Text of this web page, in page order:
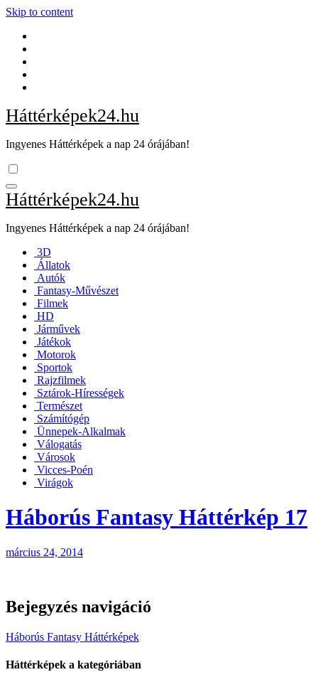
Skip to content
Háttérképek24.hu
Ingyenes Háttérképek a nap 24 órájában!
Háttérképek24.hu
Ingyenes Háttérképek a nap 24 órájában!
3D
Állatok
Autók
Fantasy-Művészet
Filmek
HD
Járművek
Játékok
Motorok
Sportok
Rajzfilmek
Sztárok-Hírességek
Természet
Számítógép
Ünnepek-Alkalmak
Válogatás
Városok
Vicces-Poén
Virágok
Háborús Fantasy Háttérkép 17
március 24, 2014
Bejegyzés navigáció
Háborús Fantasy Háttérképek
Háttérképek a kategóriában